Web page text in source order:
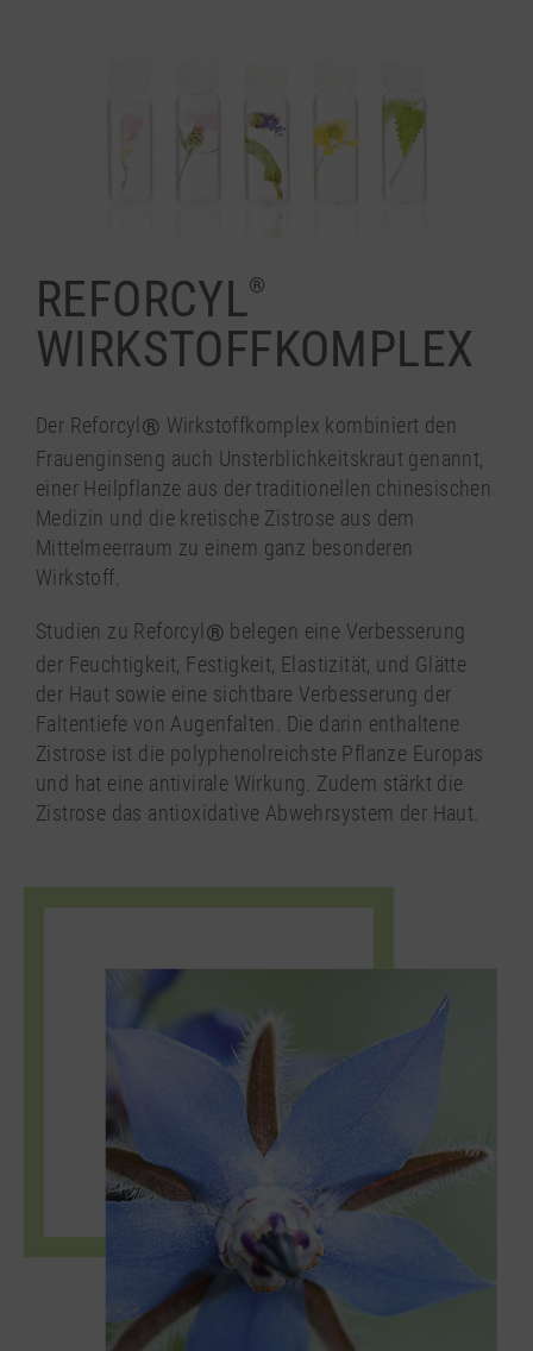
REFORCYL®
WIRKSTOFF­KOMPLEX
Der Reforcyl ® Wirkstoffkomplex kombiniert den
Frauenginseng auch Unsterblichkeitskraut genannt,
einer Heilpflanze aus der traditionellen chinesischen
Medizin und die kretische Zistrose aus dem
Mittelmeerraum zu einem ganz besonderen
Wirkstoff.
Studien zu Reforcyl ® belegen eine Verbesserung
der Feuchtigkeit, Festigkeit, Elastizität, und Glätte
der Haut sowie eine sichtbare Verbesserung der
Faltentiefe von Augenfalten. Die darin enthaltene
Zistrose ist die polyphenolreichste Pflanze Europas
und hat eine antivirale Wirkung. Zudem stärkt die
Zistrose das antioxidative Abwehrsystem der Haut.